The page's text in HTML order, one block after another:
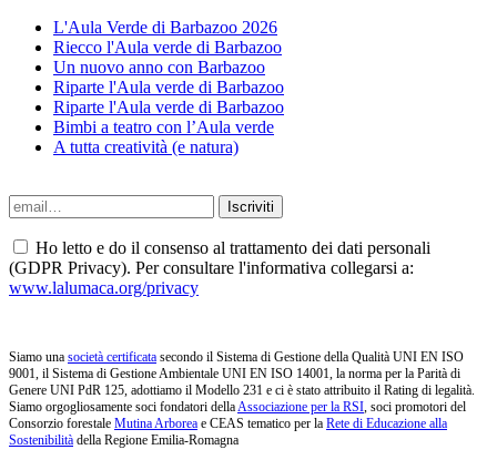
L'Aula Verde di Barbazoo 2026
Riecco l'Aula verde di Barbazoo
Un nuovo anno con Barbazoo
Riparte l'Aula verde di Barbazoo
Riparte l'Aula verde di Barbazoo
Bimbi a teatro con l’Aula verde
A tutta creatività (e natura)
Ho letto e do il consenso al trattamento dei dati personali
(GDPR Privacy). Per consultare l'informativa collegarsi a:
www.lalumaca.org/privacy
Siamo una società certificata secondo il Sistema di Gestione della Qualità UNI EN ISO
9001, il Sistema di Gestione Ambientale UNI EN ISO 14001, la norma per la Parità di
Genere UNI PdR 125, adottiamo il Modello 231 e ci è stato attribuito il Rating di legalità.
Siamo orgogliosamente soci fondatori della Associazione per la RSI , soci promotori del
Consorzio forestale Mutina Arborea e CEAS tematico per la Rete di Educazione alla
Sostenibilità della Regione Emilia-Romagna